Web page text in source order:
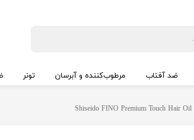
ضد آفتاب مرطوب‌کننده و آبرسان تونر